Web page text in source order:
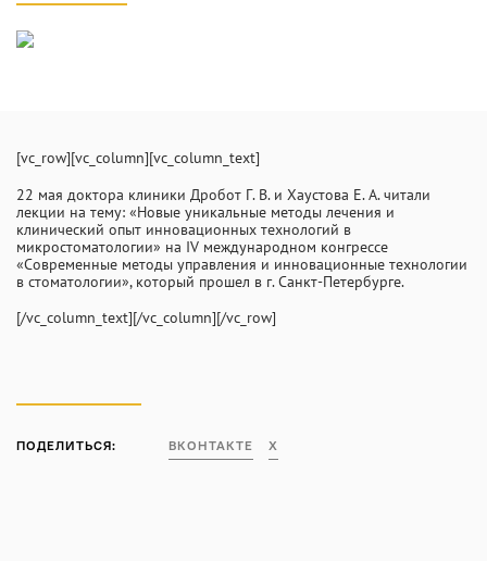
INFO@PROFCLINIC.RU
[vc_row][vc_column][vc_column_text]
22 мая доктора клиники Дробот Г. В. и Хаустова Е. А. читали
лекции на тему: «Новые уникальные методы лечения и
клинический опыт инновационных технологий в
микростоматологии» на IV международном конгрессе
«Современные методы управления и инновационные технологии
в стоматологии», который прошел в г. Санкт-Петербурге.
[/vc_column_text][/vc_column][/vc_row]
ПОДЕЛИТЬСЯ: ВКОНТАКТЕ X